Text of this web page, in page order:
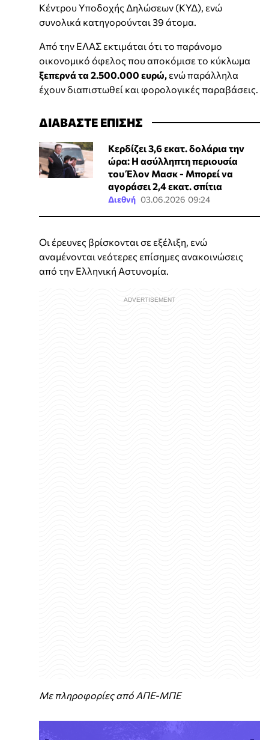
Κέντρου Υποδοχής Δηλώσεων (ΚΥΔ), ενώ
συνολικά κατηγορούνται 39 άτομα.
Από την ΕΛΑΣ εκτιμάται ότι το παράνομο
οικονομικό όφελος που αποκόμισε το κύκλωμα
ξεπερνά τα 2.500.000 ευρώ, ενώ παράλληλα
έχουν διαπιστωθεί και φορολογικές παραβάσεις.
ΔΙΑΒΑΣΤΕ ΕΠΙΣΗΣ
Κερδίζει 3,6 εκατ. δολάρια την
ώρα: Η ασύλληπτη περιουσία
του Έλον Μασκ - Μπορεί να
αγοράσει 2,4 εκατ. σπίτια
Διεθνή 03.06.2026 09:24
Οι έρευνες βρίσκονται σε εξέλιξη, ενώ
αναμένονται νεότερες επίσημες ανακοινώσεις
από την Ελληνική Αστυνομία.
Με πληροφορίες από ΑΠΕ-ΜΠΕ